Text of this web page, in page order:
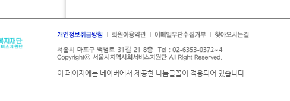
하단메뉴
개인정보취급방침회원이용약관 이메일무단수집거부 찾아오시는길
이 페이지에는 네이버에서 제공한 나눔글꼴이 적용되어 있습니다.